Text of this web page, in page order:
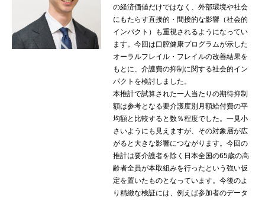
の経済価値だけではなく、外部環境や社会
にもたらす直接的・間接的な影響（社会的
インパクト）も重視されるようになってい
ます。今回は口腔健康プログラムが示した
オーラルフレイル・フレイルの改善結果を
もとに、介護費の抑制に関する社会的イン
パクトを検討しました。
本推計で試算された一人当たりの期待抑制
額は参考となる要介護度別月額給付費の平
均額と比較すると数％程度でした。一見小
さいようにも見えますが、その対象層が広
がると大きな影響につながります。今回の
推計は要介護者を除く日本全国の65歳の高
齢者全員が本取組みを行ったという強い仮
定を置いたものとなっています。今後のよ
り精緻な検証には、例えば参加者のデータ